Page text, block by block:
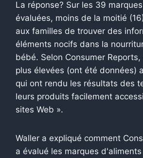
La réponse? Sur les 39
évaluées, moins de la moitié
aux familles de trouver des
éléments nocifs dans la
bébé. Selon Consumer
plus élevées (ont été données)
qui ont rendu les résultats des
leurs produits facilement
sites Web ».
Waller a expliqué comment
a évalué les marques